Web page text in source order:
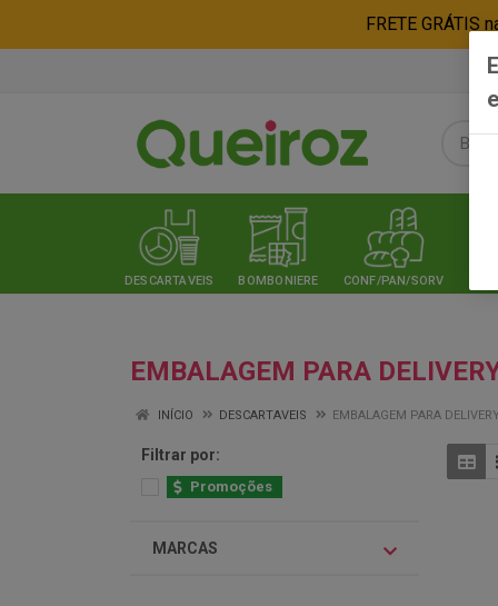
FRETE
DESCARTAVEIS BOMBONIERE CONF/PAN/SORV
EMBALAGEM PARA
INÍCIO DESCARTAVEIS EMBALAGEM PARA
Filtrar por:
Promoções
MARCAS